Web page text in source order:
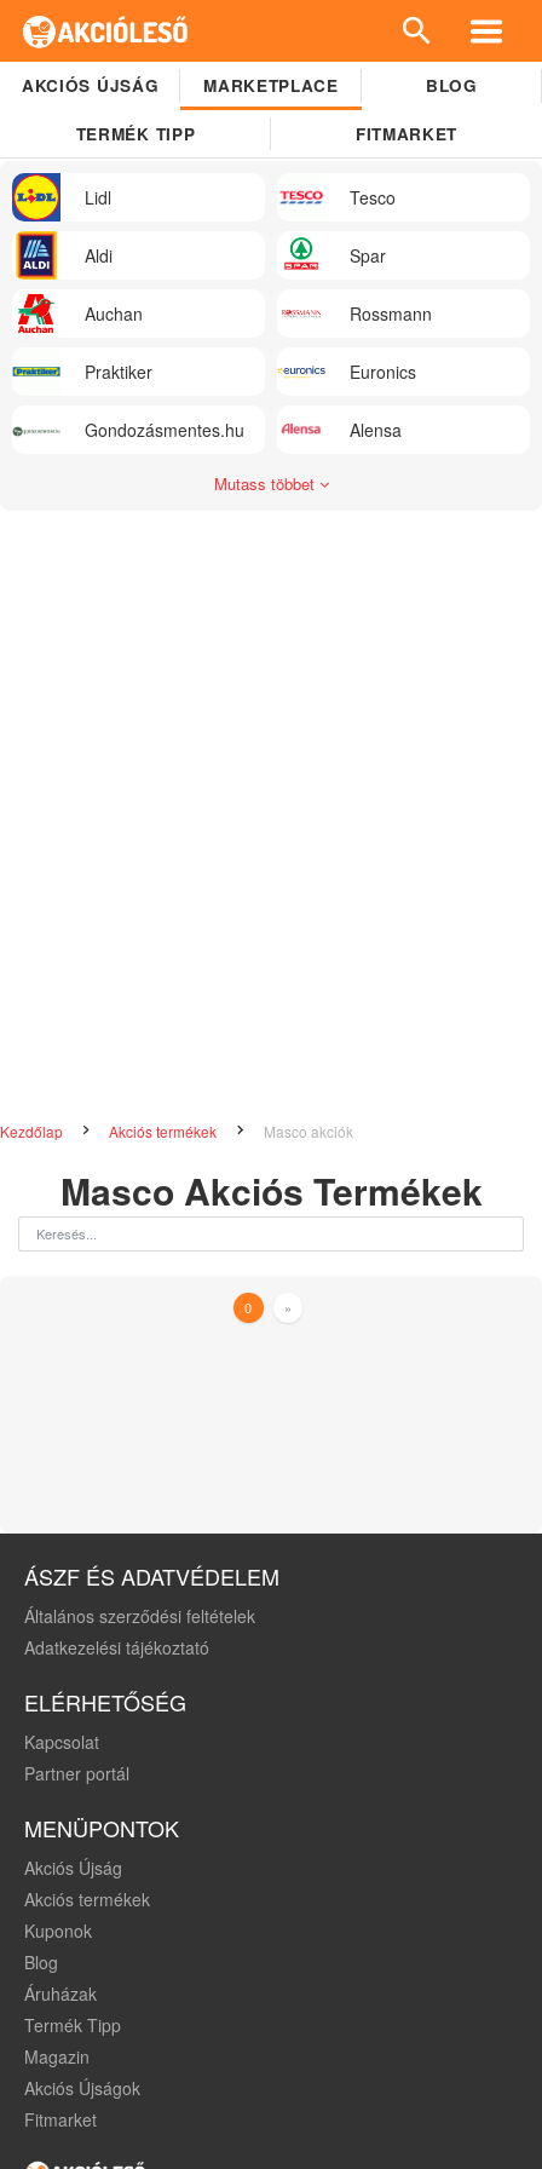
AKCIÓS ÚJSÁG MARKETPLACE BLOG
TERMÉK TIPP FITMARKET
Lidl Tesco
Aldi Spar
Auchan Rossmann
Praktiker Euronics
Gondozásmentes.hu Alensa
Mutass többet
Kezdőlap Akciós termékek Masco akciók
Masco Akciós Termékek
0 »
ÁSZF ÉS ADATVÉDELEM
Általános szerződési feltételek
Adatkezelési tájékoztató
ELÉRHETŐSÉG
Kapcsolat
Partner portál
MENÜPONTOK
Akciós Újság
Akciós termékek
Kuponok
Blog
Áruházak
Termék Tipp
Magazin
Akciós Újságok
Fitmarket